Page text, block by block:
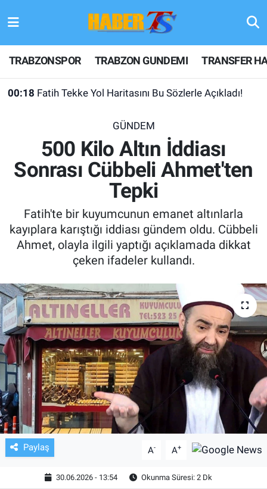
TRABZONSPOR TRABZON GUNDEMI TRANSFER
00:18 Fatih Tekke Yol Haritasını Bu Sözlerle Açıkladı!
GÜNDEM
500 Kilo Altın İddiası
Sonrası Cübbeli Ahmet'ten
Tepki
Fatih'te bir kuyumcunun emanet altınlarla
kayıplara karıştığı iddiası gündem oldu. Cübbeli
Ahmet, olayla ilgili yaptığı açıklamada dikkat
çeken ifadeler kullandı.
Paylaş A- A+
30.06.2026 - 13:54 Okunma Süresi: 2 Dk
TRABZONSPOR
TRABZON GUNDEMI
KULİS MEYDANI
FUTBOL
ALT LIGLER
TV VE SİNEMA
BASKETBOL
SAĞLIK
GENEL
KÜLTÜR SANAT
ASAYİŞ
EKONOMİ
Hava Durumu
Trafik Durumu
Son Dakika Haberleri